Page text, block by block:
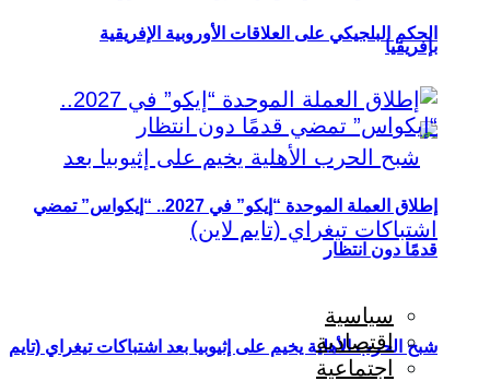
بإفريقيا
شبح الحرب الأهلية يخيم على إثيوبيا بعد اشتباكات تيغراي (تايم
الحكم البلجيكي على العلاقات الأوروبية الإفريقية
إطلاق العملة الموحدة “إيكو” في 2027.. “إيكواس” تمضي
قدمًا دون انتظار
سياسية
اقتصادية
اجتماعية